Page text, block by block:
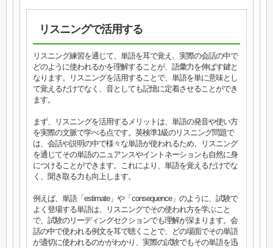
リスニングで活用する
リスニング練習を通じて、単語を耳で覚え、実際の会話の中で
どのように使われるかを理解することが、語彙力を伸ばす鍵と
なります。リスニングを活用することで、単語を単に意味とし
て覚えるだけでなく、音としても記憶に定着させることができ
ます。
まず、リスニングを活用するメリットは、単語の発音や使い方
を実際の文脈で学べる点です。英検準1級のリスニング問題で
は、会話や説明の中で様々な単語が使われるため、リスニング
を通じてその単語のニュアンスやイントネーションも自然に身
につけることができます。これにより、単語を覚えるだけでな
く、聞き取る力も向上します。
例えば、単語「estimate」や「consequence」のように、試験で
よく登場する単語は、リスニングでその使われ方を学ぶこと
で、試験のリーディングセクションでも理解が深まります。会
話の中で使われる例文を耳で聴くことで、どの場面でその単語
が適切に使われるのかがわかり、実際の試験でもその単語を迅